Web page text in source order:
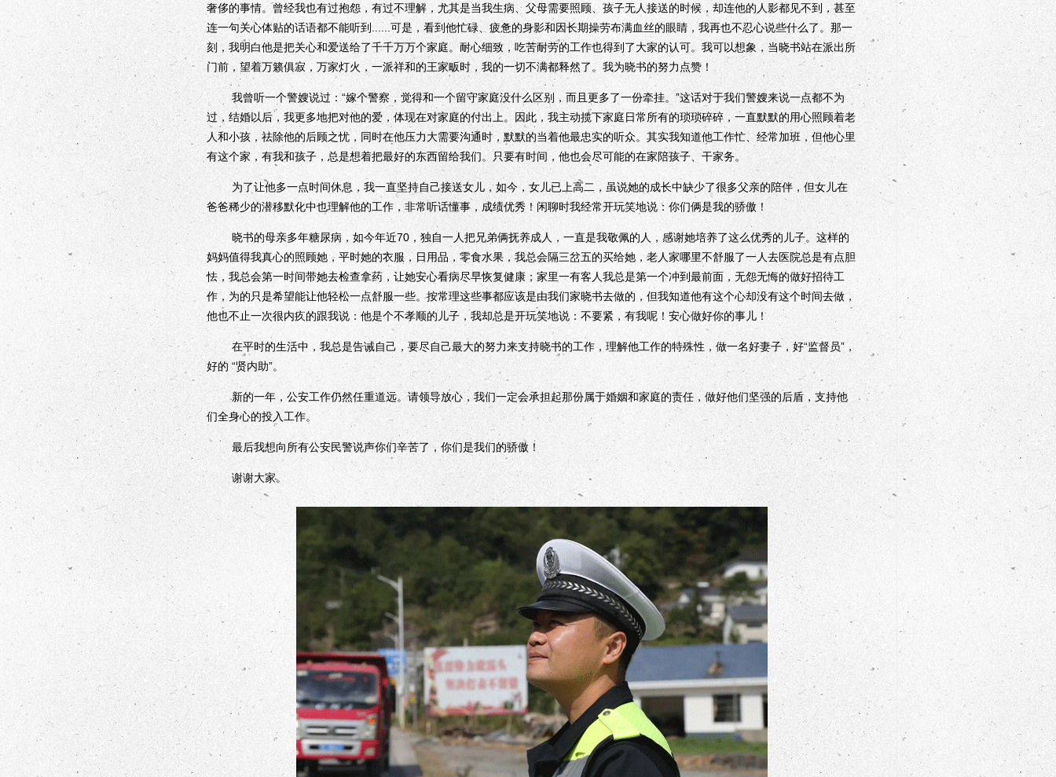
奢侈的事情。曾经我也有过抱怨，有过不理解，尤其是当我生病、父母需要照顾、孩子无人接送的时候，却连他的人影都见不到，甚至
连一句关心体贴的话语都不能听到......可是，看到他忙碌、疲惫的身影和因长期操劳布满血丝的眼睛，我再也不忍心说些什么了。那一
刻，我明白他是把关心和爱送给了千千万万个家庭。耐心细致，吃苦耐劳的工作也得到了大家的认可。我可以想象，当晓书站在派出所
门前，望着万籁俱寂，万家灯火，一派祥和的王家畈时，我的一切不满都释然了。我为晓书的努力点赞！
我曾听一个警嫂说过：“嫁个警察，觉得和一个留守家庭没什么区别，而且更多了一份牵挂。”这话对于我们警嫂来说一点都不为
过，结婚以后，我更多地把对他的爱，体现在对家庭的付出上。因此，我主动揽下家庭日常所有的琐琐碎碎，一直默默的用心照顾着老
人和小孩，祛除他的后顾之忧，同时在他压力大需要沟通时，默默的当着他最忠实的听众。其实我知道他工作忙、经常加班，但他心里
有这个家，有我和孩子，总是想着把最好的东西留给我们。只要有时间，他也会尽可能的在家陪孩子、干家务。
为了让他多一点时间休息，我一直坚持自己接送女儿，如今，女儿已上高二，虽说她的成长中缺少了很多父亲的陪伴，但女儿在
爸爸稀少的潜移默化中也理解他的工作，非常听话懂事，成绩优秀！闲聊时我经常开玩笑地说：你们俩是我的骄傲！
晓书的母亲多年糖尿病，如今年近70，独自一人把兄弟俩抚养成人，一直是我敬佩的人，感谢她培养了这么优秀的儿子。这样的
妈妈值得我真心的照顾她，平时她的衣服，日用品，零食水果，我总会隔三岔五的买给她，老人家哪里不舒服了一人去医院总是有点胆
怯，我总会第一时间带她去检查拿药，让她安心看病尽早恢复健康；家里一有客人我总是第一个冲到最前面，无怨无悔的做好招待工
作，为的只是希望能让他轻松一点舒服一些。按常理这些事都应该是由我们家晓书去做的，但我知道他有这个心却没有这个时间去做，
他也不止一次很内疚的跟我说：他是个不孝顺的儿子，我却总是开玩笑地说：不要紧，有我呢！安心做好你的事儿！
在平时的生活中，我总是告诫自己，要尽自己最大的努力来支持晓书的工作，理解他工作的特殊性，做一名好妻子，好“监督员”，
好的 “贤内助”。
新的一年，公安工作仍然任重道远。请领导放心，我们一定会承担起那份属于婚姻和家庭的责任，做好他们坚强的后盾，支持他
们全身心的投入工作。
最后我想向所有公安民警说声你们辛苦了，你们是我们的骄傲！
谢谢大家。